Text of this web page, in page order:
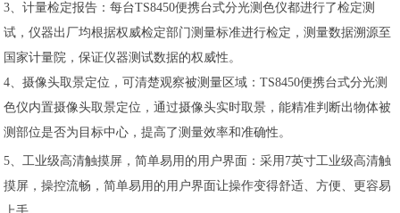
3、计量检定报告：每台TS8450便携台式分光测色仪都进行了检定测
试，仪器出厂均根据权威检定部门测量标准进行检定，测量数据溯源至
国家计量院，保证仪器测试数据的权威性。
4、摄像头取景定位，可清楚观察被测量区域：TS8450便携台式分光测
色仪内置摄像头取景定位，通过摄像头实时取景，能精准判断出物体被
测部位是否为目标中心，提高了测量效率和准确性。
5、工业级高清触摸屏，简单易用的用户界面：采用7英寸工业级高清触
摸屏，操控流畅，简单易用的用户界面让操作变得舒适、方便、更容易